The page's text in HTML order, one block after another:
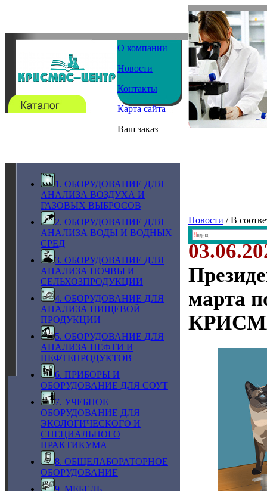
О компании
Новости
Контакты
Карта сайта
Ваш заказ
1. ОБОРУДОВАНИЕ ДЛЯ
АНАЛИЗА ВОЗДУХА И
ГАЗОВЫХ ВЫБРОСОВ
2. ОБОРУДОВАНИЕ ДЛЯ
АНАЛИЗА ВОДЫ И ВОДНЫХ
СРЕД
3. ОБОРУДОВАНИЕ ДЛЯ
АНАЛИЗА ПОЧВЫ И
СЕЛЬХОЗПРОДУКЦИИ
4. ОБОРУДОВАНИЕ ДЛЯ
АНАЛИЗА ПИЩЕВОЙ
ПРОДУКЦИИ
5. ОБОРУДОВАНИЕ ДЛЯ
АНАЛИЗА НЕФТИ И
НЕФТЕПРОДУКТОВ
6. ПРИБОРЫ И
ОБОРУДОВАНИЕ ДЛЯ СОУТ
7. УЧЕБНОЕ
ОБОРУДОВАНИЕ ДЛЯ
ЭКОЛОГИЧЕСКОГО И
СПЕЦИАЛЬНОГО
ПРАКТИКУМА
8. ОБЩЕЛАБОРАТОРНОЕ
ОБОРУДОВАНИЕ
9. МЕБЕЛЬ
Новости / В
марта